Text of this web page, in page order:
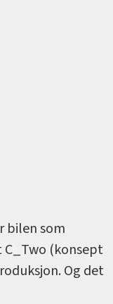
bilen som
(konsept
Og det